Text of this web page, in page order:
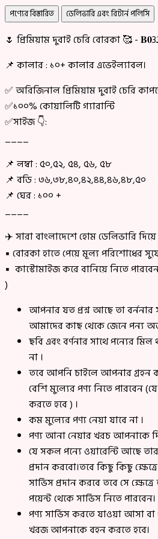
পণ্যের বিস্তারিত ডেলিভারি এবং রিটার্ন পলিসি
🌷 প্রিমিয়াম দুবাই চেরি বোরকা 🥰 -
📌 কালার : ১০+ কালার এভেইল্যাবল।
✅ অরিজিনাল প্রিমিয়াম দুবাই চেরি
✅১০০% কোয়ালিটি গ্যারান্টি
✅সাইজ 👇:
____
📌 লম্বা : ৫০,৫২, ৫৪, ৫৬, ৫৮
📌 বডি : ৩৬,৩৮,৪০,৪২,৪৪,৪৬,৪৮,৫০
📌 ঘের : ১০০ +
____
✈️ সারা বাংলাদেশে হোম ডেলিভারি দিয়ে
▪ বোরকা হাতে পেয়ে মূল্য পরিশোধের
▪ কাস্টোমাইজ করে বানিয়ে নিতে
)
আপনার যত প্রশ্ন আছে তা বর্ননার
আমাদের কাছ থেকে জেনে পন্য
ছবি এবং বর্ণনার সাথে পন্যের
না ।
তবে আপনি চাইলে আপনার গ্রহন
বেশি মুল্যের পণ্য নিতে পারবেন
করতে হবে ) ।
কম মুল্যের পণ্য নেয়া যাবে না ।
পণ্য আনা নেয়ার খরচ আপনাকে
যে সকল পন্যে ওয়ারেন্টি আছে
প্রদান করবো।তবে কিছু কিছু
সার্ভিস প্রদান করবে তবে সে
পয়েন্ট থেকে সার্ভিস নিতে পারবেন।
পণ্য সার্ভিস করতে যাওয়া আসা বা
খরজ আপনাকে বহন করতে হবে।